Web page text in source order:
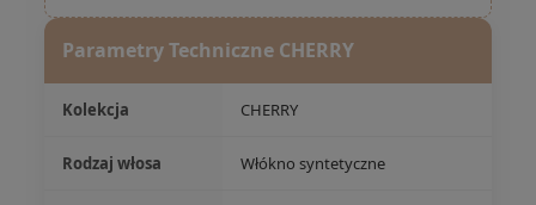
Parametry Techniczne CHERRY
Kolekcja CHERRY
Rodzaj włosa Włókno syntetyczne